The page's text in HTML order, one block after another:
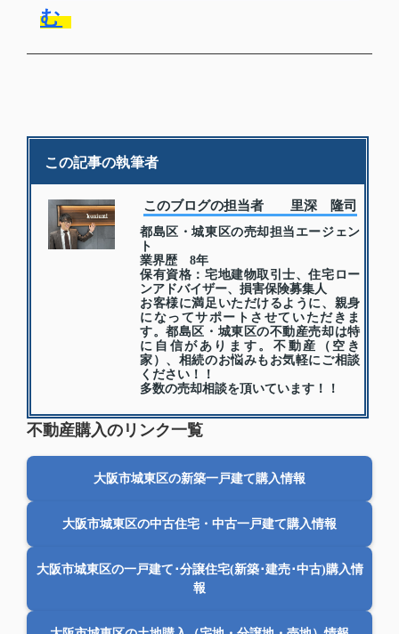
む
この記事の執筆者
このブログの担当者 里深 隆司
都島区・城東区の売却担当エージェン
ト
業界歴 8年
保有資格：宅地建物取引士、住宅ロー
ンアドバイザー、損害保険募集人
お客様に満足いただけるように、親身
になってサポートさせていただきま
す。都島区・城東区の不動産売却は特
に自信があります。不動産（空き
家）、相続のお悩みもお気軽にご相談
ください！！
多数の売却相談を頂いています！！
不動産購入のリンク一覧
大阪市城東区の新築一戸建て購入情報
大阪市城東区の中古住宅・中古一戸建て購入情報
大阪市城東区の一戸建て･分譲住宅(新築･建売･中古)購入情
報